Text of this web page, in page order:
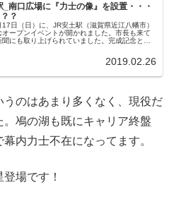
_南口広場に『力士の像』を設置・・・
？
日（日）に、JR安土駅（滋賀県近江八幡市）
オープンイベントが開かれました。市長も来て
にも取り上げられていました。完成記念と言
2019.02.26
のはあまり多くなく、現役だ
。鳰の湖も既にキャリア終盤
内力士不在になってます。
場です！